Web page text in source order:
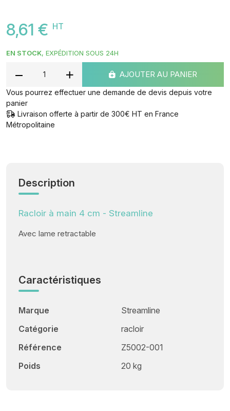
8,61 € HT
EN STOCK, EXPÉDITION SOUS 24H
AJOUTER AU PANIER
Vous pourrez effectuer une demande de devis depuis votre
panier
Livraison offerte à partir de 300€ HT en France
Métropolitaine
Description
Racloir à main 4 cm - Streamline
Avec lame retractable
Caractéristiques
Marque
Streamline
Catégorie
racloir
Référence
Z5002-001
Poids
20 kg